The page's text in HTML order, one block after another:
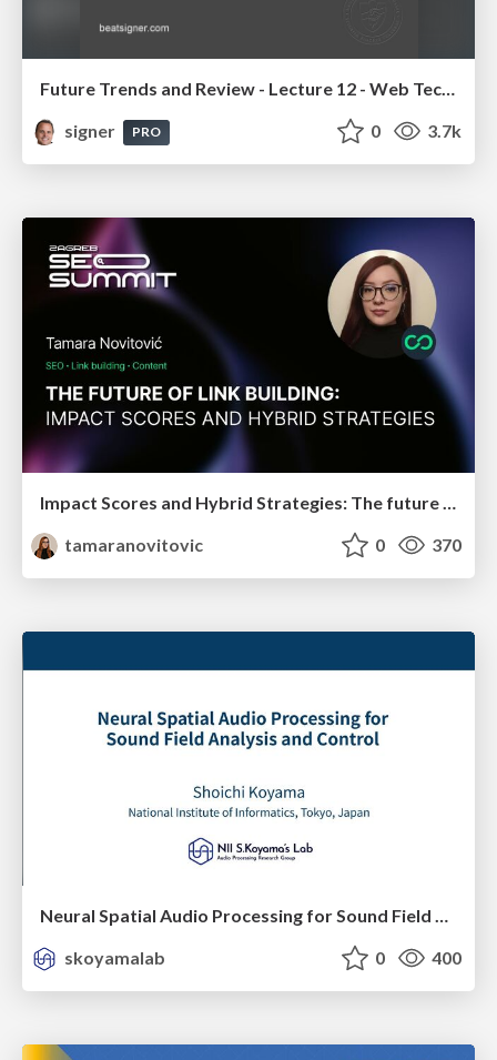
Future Trends and Review - Lecture 12 - Web Technologies (1019888BNR)
signer
PRO 0 3.7k
Impact Scores and Hybrid Strategies: The future of link building
tamaranovitovic
0 370
Neural Spatial Audio Processing for Sound Field Analysis and Control
skoyamalab
0 400